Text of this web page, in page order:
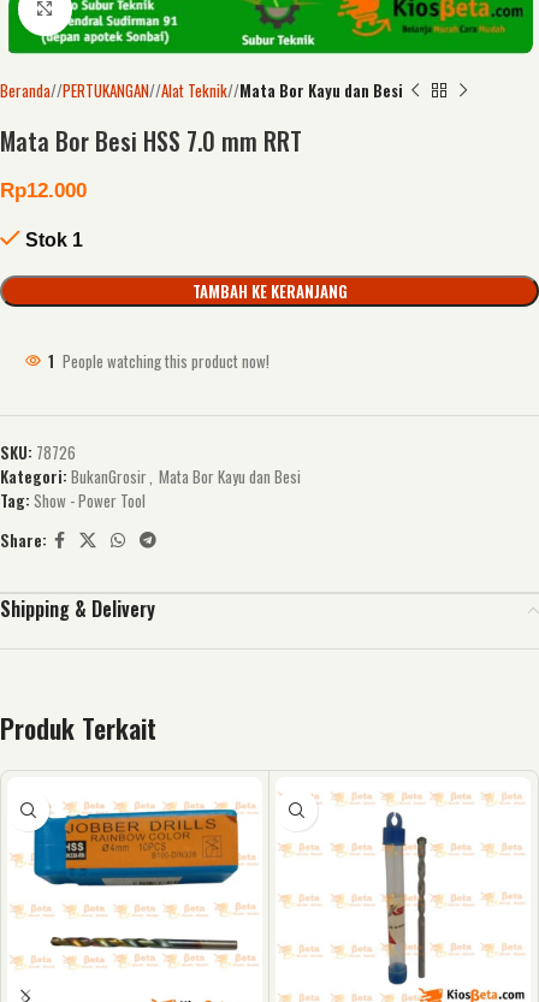
Click to enlarge
Beranda/ PERTUKANGAN/ Alat Teknik/ Mata Bor Kayu dan Besi
Mata Bor Besi HSS 7.0 mm RRT
Rp12.000
Stok 1
TAMBAH KE KERANJANG
1 People watching this product now!
SKU: 78726
Kategori: BukanGrosir, Mata Bor Kayu dan Besi
Tag: Show - Power Tool
Share:
Shipping & Delivery
Produk Terkait